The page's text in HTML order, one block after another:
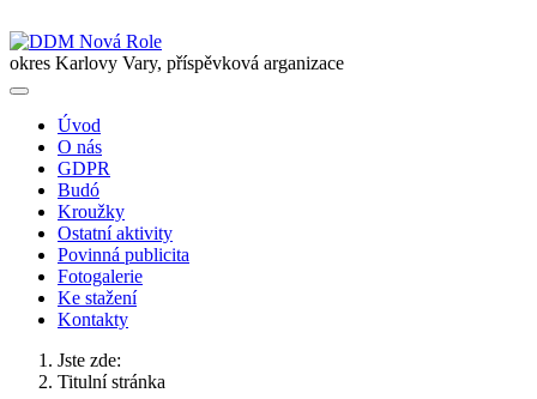
okres Karlovy Vary, příspěvková arganizace
Úvod
O nás
GDPR
Budó
Kroužky
Ostatní aktivity
Povinná publicita
Fotogalerie
Ke stažení
Kontakty
Jste zde:
Titulní stránka